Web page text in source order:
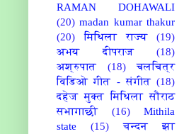
RAMAN DOHAWALI
(20) madan kumar thakur
(20)
मिथिला राज्य
(19)
अभय दीपराज
(18)
अश्रुपात
(18)
चलचित्र
विडिओ गीत - संगीत (18)
दहेज मुक्त मिथिला सौराठ
सभागाछी
(16)
Mithila
state
(15)
चन्दन झा